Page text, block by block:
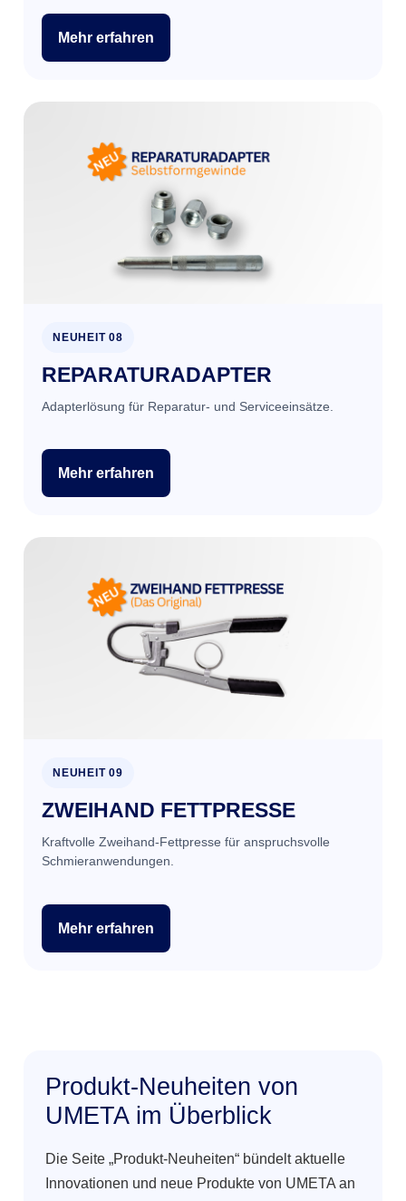
Mehr erfahren
NEUHEIT 08
REPARATURADAPTER
Adapterlösung für Reparatur- und Serviceeinsätze.
Mehr erfahren
NEUHEIT 09
ZWEIHAND FETTPRESSE
Kraftvolle Zweihand-Fettpresse für anspruchsvolle
Schmieranwendungen.
Mehr erfahren
Produkt-Neuheiten von
UMETA im Überblick
Die Seite „Produkt-Neuheiten“ bündelt aktuelle
Innovationen und neue Produkte von UMETA an